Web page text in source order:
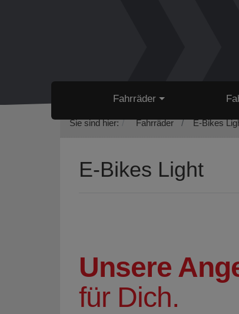
Fahrräder
Sie sind hier: Fahrräder E-Bikes
E-Bikes Light
Unsere
für Dich.